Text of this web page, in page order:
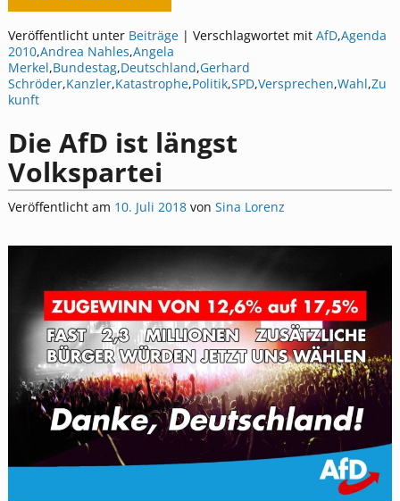
Veröffentlicht unter Beiträge| Verschlagwortet mit AfD,Agenda
2010,Andrea Nahles,Angela
Merkel,Bundestag,Deutschland,Gerhard
Schröder,Kanzler,Katastrophe,Politik,SPD,Versprechen,Wahl,Zu
kunft
Die AfD ist längst
Volkspartei
Veröffentlicht am 10. Juli 2018 von Sina Lorenz